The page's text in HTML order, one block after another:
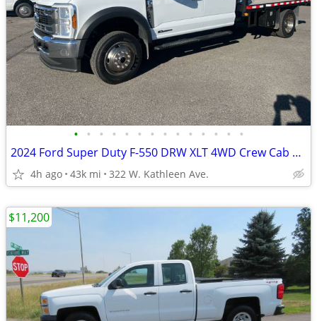
• • • • • • • • • • • • • •
2024 Ford Super Duty F-550 DRW XLT 4WD Crew Cab 203 WB 84 CA
4h ago 43k mi 322 W. Kathleen Ave.
$11,200